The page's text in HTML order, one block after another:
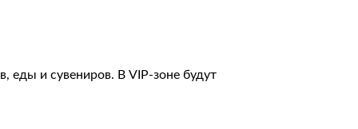
еды и сувениров. В VIP-зоне будут